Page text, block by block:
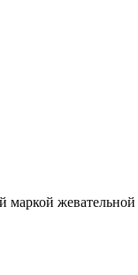
жевательной